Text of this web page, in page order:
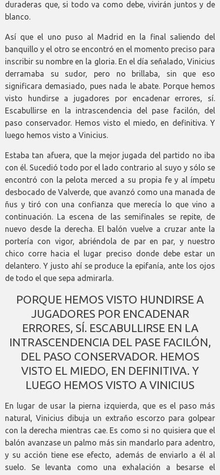
duraderas que, si todo va como debe, vivirán juntos y de
blanco.
Así que el uno puso al Madrid en la final saliendo del
banquillo y el otro se encontró en el momento preciso para
inscribir su nombre en la gloria. En el día señalado, Vinicius
derramaba su sudor, pero no brillaba, sin que eso
significara demasiado, pues nada le abate. Porque hemos
visto hundirse a jugadores por encadenar errores, sí.
Escabullirse en la intrascendencia del pase facilón, del
paso conservador. Hemos visto el miedo, en definitiva. Y
luego hemos visto a Vinicius.
Estaba tan afuera, que la mejor jugada del partido no iba
con él. Sucedió todo por el lado contrario al suyo y sólo se
encontró con la pelota merced a su propia fe y al ímpetu
desbocado de Valverde, que avanzó como una manada de
ñus y tiró con una confianza que merecía lo que vino a
continuación. La escena de las semifinales se repite, de
nuevo desde la derecha. El balón vuelve a cruzar ante la
portería con vigor, abriéndola de par en par, y nuestro
chico corre hacia el lugar preciso donde debe estar un
delantero. Y justo ahí se produce la epifanía, ante los ojos
de todo el que sepa admirarla.
PORQUE HEMOS VISTO HUNDIRSE A
JUGADORES POR ENCADENAR
ERRORES, SÍ. ESCABULLIRSE EN LA
INTRASCENDENCIA DEL PASE FACILÓN,
DEL PASO CONSERVADOR. HEMOS
VISTO EL MIEDO, EN DEFINITIVA. Y
LUEGO HEMOS VISTO A VINICIUS
En lugar de usar la pierna izquierda, que es el paso más
natural, Vinicius dibuja un extraño escorzo para golpear
con la derecha mientras cae. Es como si no quisiera que el
balón avanzase un palmo más sin mandarlo para adentro,
y su acción tiene ese efecto, además de enviarlo a él al
suelo. Se levanta como una exhalación a besarse el